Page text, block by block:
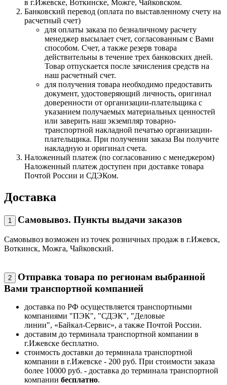
в г.Ижевске, Воткинске, Можге, Чайковском.
Банковский перевод (оплата по выставленному счету на
расчетный счет)
для оплаты заказа по безналичному расчету
менеджер высылает счет, согласованным с Вами
способом. Счет, а также резерв товара
действительны в течение трех банковских дней.
Товар отпускается после зачисления средств на
наш расчетный счет.
для получения товара необходимо предоставить
документ, удостоверяющий личность, оригинал
доверенности от организации-плательщика с
указанием получаемых материальных ценностей
или заверить наш экземпляр товарно-
транспортной накладной печатью организации-
плательщика. При получении заказа Вы получите
накладную и оригинал счета.
Наложенный платеж (по согласованию с менеджером)
Наложенный платеж доступен при доставке товара
Почтой России и СДЭКом.
Доставка
1 Самовывоз. Пункты выдачи заказов
Самовывоз возможен из точек розничных продаж в г.Ижевск,
Воткинск, Можга, Чайковский.
2
Отправка товара по регионам выбранной
Вами транспортной компанией
доставка по РФ осуществляется транспортными
компаниями "ПЭК", "СДЭК", "Деловые
линии", «Байкал-Сервис», а также Почтой России.
доставим до терминала транспортной компании в
г.Ижевске бесплатно.
стоимость доставки до терминала транспортной
компании в г.Ижевске - 200 руб. При стоимости заказа
более 10000 руб. - доставка до терминала транспортной
компании бесплатно.